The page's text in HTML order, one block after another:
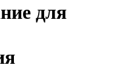
для